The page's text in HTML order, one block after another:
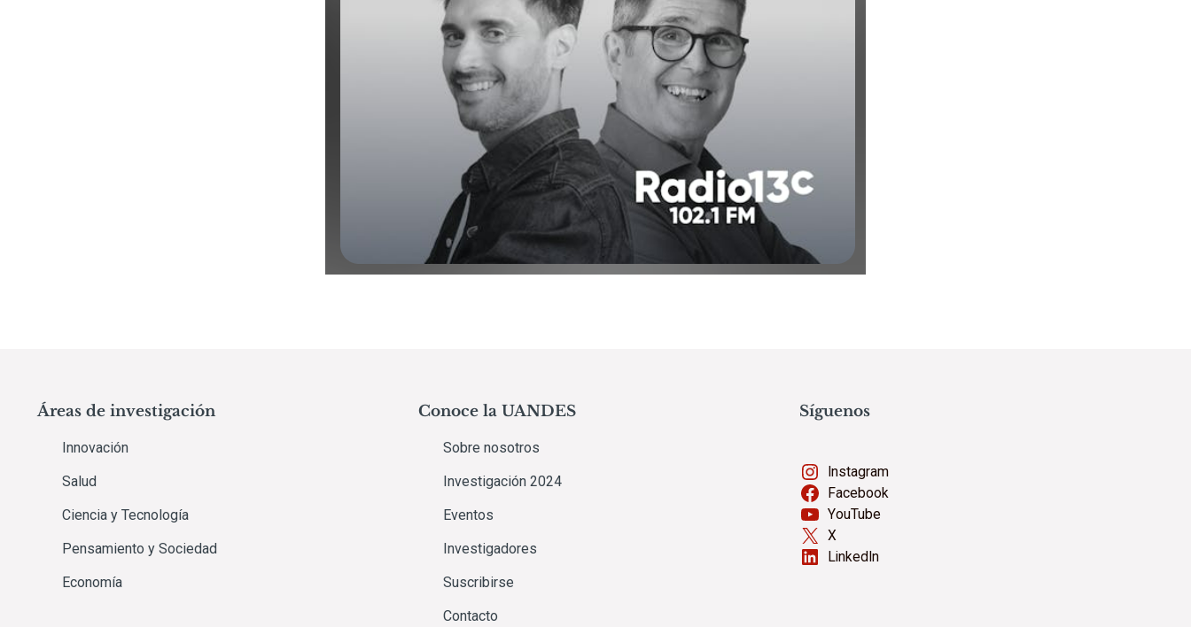
Áreas de investigación
Innovación
Salud
Ciencia y Tecnología
Pensamiento y Sociedad
Economía
Conoce la UANDES
Sobre nosotros
Investigación 2024
Eventos
Investigadores
Suscribirse
Contacto
Síguenos
Instagram
Facebook
YouTube
X
LinkedIn